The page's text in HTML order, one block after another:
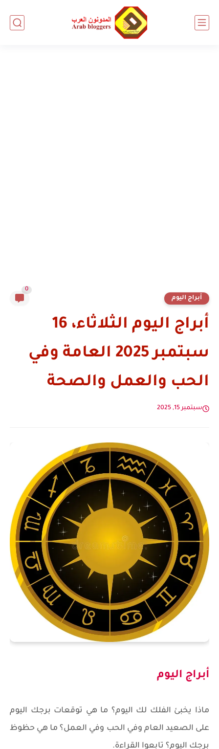
أبراج اليوم
0
أبراج اليوم الثلاثاء، 16
سبتمبر 2025 العامة وفي
الحب والعمل والصحة
سبتمبر 15, 2025
أبراج اليوم
ماذا يخبئ الفلك لك اليوم؟ ما هي توقعات برجك اليوم
على الصعيد العام وفي الحب وفي العمل؟ ما هي حظوظ
برجك اليوم؟ تابعوا القراءة.